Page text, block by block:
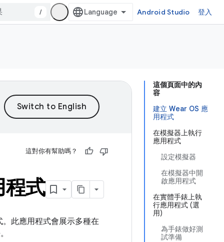
/ Android Studio 登入
這個頁面中的內
容
建立 Wear OS 應
用程式
在模擬器上執行
應用程式
設定模擬器
在模擬器中開
啟應用程式
在實體手錶上執
行應用程式 (選
用)
為手錶做好測
試準備
這對你有幫助嗎？
程式
此應用程式會展示多種在